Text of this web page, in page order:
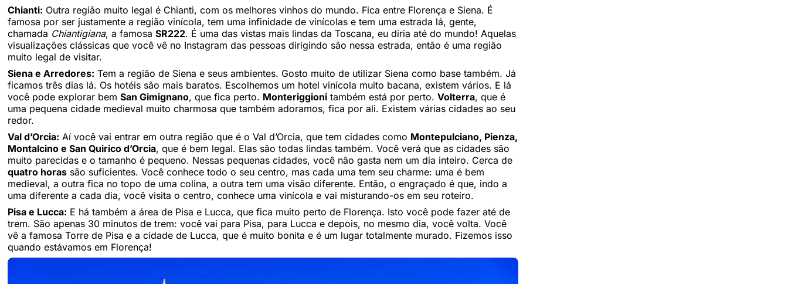
Chianti: Outra região muito legal é Chianti, com os melhores vinhos do mundo. Fica entre Florença e Siena. É
famosa por ser justamente a região vinícola, tem uma infinidade de vinícolas e tem uma estrada lá, gente,
chamada Chiantigiana, a famosa SR222. É uma das vistas mais lindas da Toscana, eu diria até do mundo! Aquelas
visualizações clássicas que você vê no Instagram das pessoas dirigindo são nessa estrada, então é uma região
muito legal de visitar.
Siena e Arredores: Tem a região de Siena e seus ambientes. Gosto muito de utilizar Siena como base também. Já
ficamos três dias lá. Os hotéis são mais baratos. Escolhemos um hotel vinícola muito bacana, existem vários. E lá
você pode explorar bem San Gimignano, que fica perto. Monteriggioni também está por perto. Volterra, que é
uma pequena cidade medieval muito charmosa que também adoramos, fica por ali. Existem várias cidades ao seu
redor.
Val d’Orcia: Aí você vai entrar em outra região que é o Val d’Orcia, que tem cidades como Montepulciano, Pienza,
Montalcino e San Quirico d’Orcia, que é bem legal. Elas são todas lindas também. Você verá que as cidades são
muito parecidas e o tamanho é pequeno. Nessas pequenas cidades, você não gasta nem um dia inteiro. Cerca de
quatro horas são suficientes. Você conhece todo o seu centro, mas cada uma tem seu charme: uma é bem
medieval, a outra fica no topo de uma colina, a outra tem uma visão diferente. Então, o engraçado é que, indo a
uma diferente a cada dia, você visita o centro, conhece uma vinícola e vai misturando-os em seu roteiro.
Pisa e Lucca: E há também a área de Pisa e Lucca, que fica muito perto de Florença. Isto você pode fazer até de
trem. São apenas 30 minutos de trem: você vai para Pisa, para Lucca e depois, no mesmo dia, você volta. Você
vê a famosa Torre de Pisa e a cidade de Lucca, que é muito bonita e é um lugar totalmente murado. Fizemos isso
quando estávamos em Florença!